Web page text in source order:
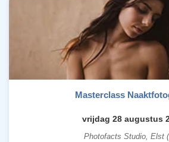
Masterclass
vrijdag 28 augustus
Photofacts Studio, Elst